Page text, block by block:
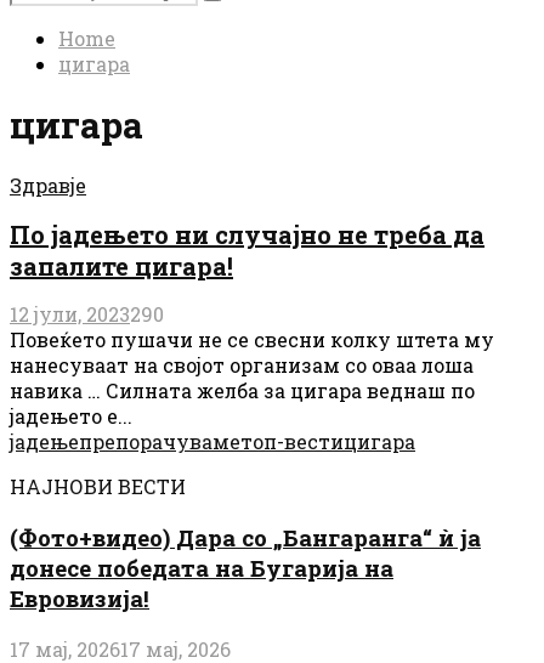
for:
Search
Home
цигара
цигара
Здравје
По јадењето ни случајно не треба да
запалите цигара!
12 јули, 2023290
Повеќето пушачи не се свесни колку штета му
нанесуваат на својот организам со оваа лоша
навика … Силната желба за цигара веднаш по
јадењето е...
јадењепрепорачуваметоп-вестицигара
НАЈНОВИ ВЕСТИ
(Фото+видео) Дара со „Бангаранга“ ѝ ја
донесе победата на Бугарија на
Евровизија!
17 мај, 202617 мај, 2026